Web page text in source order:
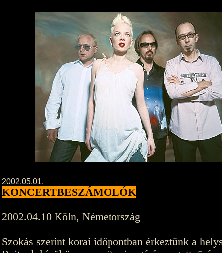
2002.05.01.
KONCERTBESZÁMOLÓK
2002.04.10 Köln, Németország
Szokás szerint korai időpontban érkeztünk a